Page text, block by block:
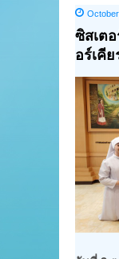
ซิสเต
อร์เคี